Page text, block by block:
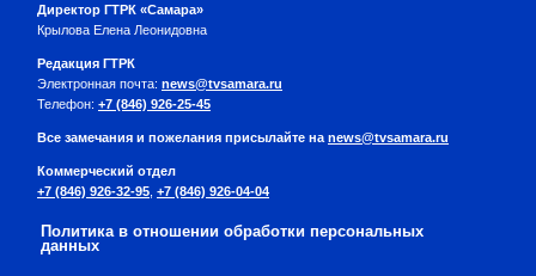
Директор ГТРК «Самара»
Крылова Елена Леонидовна
Редакция ГТРК
Электронная почта: news@tvsamara.ru
Телефон: +7 (846) 926-25-45
Все замечания и пожелания присылайте на news@tvsamara.ru
Коммерческий отдел
+7 (846) 926-32-95 +7 (846) 926-04-04
Политика в отношении обработки персональных
данных